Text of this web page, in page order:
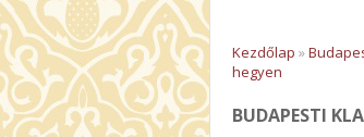
Kezdőlap »
hegyen
BUDAPESTI